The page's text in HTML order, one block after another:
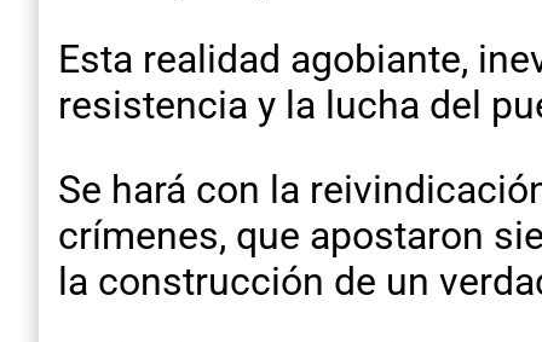
Esta realidad agobiante,
resistencia y la lucha del
Se hará con la
crímenes, que apostaron
la construcción de un